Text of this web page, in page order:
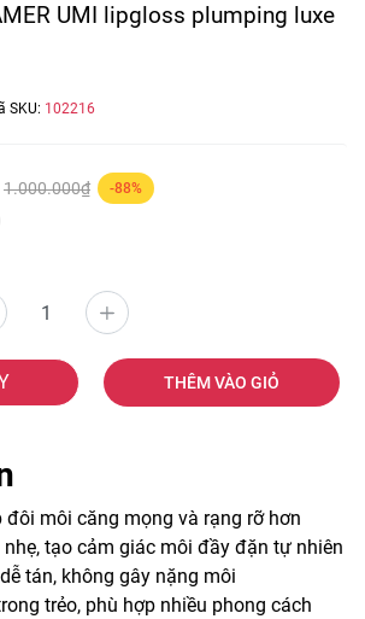
UMI lipgloss plumping luxe
SKU: 102216
1.000.000₫ -88%
THÊM VÀO GIỎ
đôi môi căng mọng và rạng rỡ hơn
nhẹ, tạo cảm giác môi đầy đặn tự nhiên
tán, không gây nặng môi
trẻo, phù hợp nhiều phong cách